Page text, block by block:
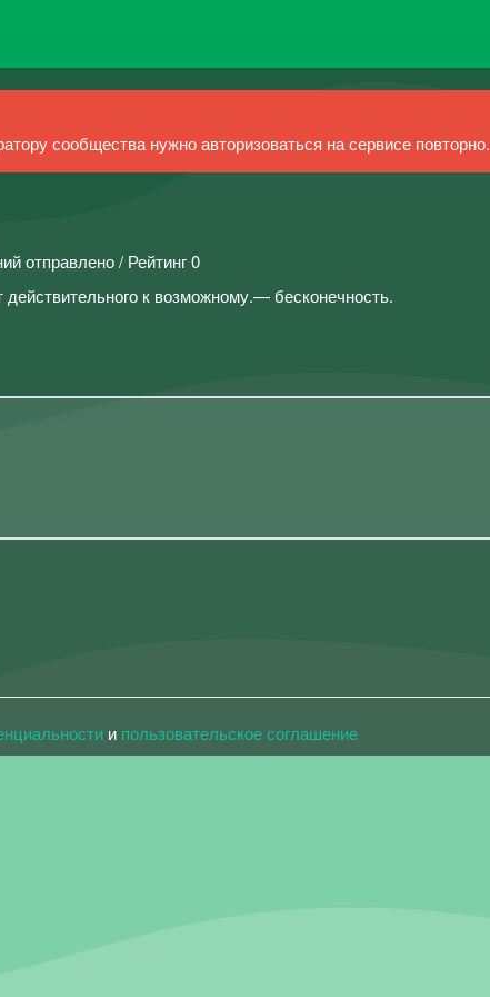
сообщества нужно авторизоваться на сервисе повторно.
отправлено / Рейтинг 0
действительного к возможному.— бесконечность.
и пользовательское соглашение